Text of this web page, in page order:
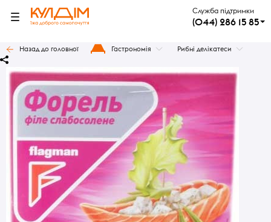
Служба підтримки
(044) 286 15 85
Назад до головної Гастрономія Рибні делікатеси